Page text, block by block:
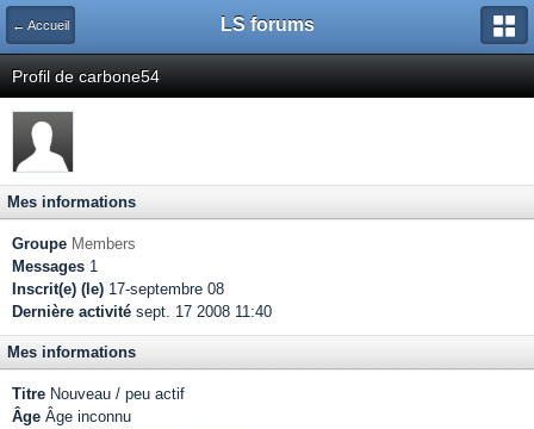
← Accueil LS forums
Profil de carbone54
Mes informations
Groupe Members
Messages 1
Inscrit(e) (le) 17-septembre 08
Dernière activité sept. 17 2008 11:40
Mes informations
Titre Nouveau / peu actif
Âge Âge inconnu